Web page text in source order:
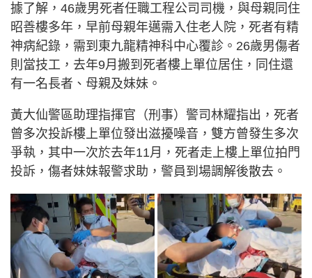
據了解，46歲男死者任職工程公司司機，與母親同住
昭善樓多年，早前母親年邁需入住老人院，死者有精
神病紀錄，需到東九龍精神科中心覆診。26歲男傷者
則當技工，去年9月搬到死者樓上單位居住，同住還
有一名長者、母親及妹妹。
黃大仙警區助理指揮官（刑事）警司林耀指出，死者
曾多次投訴樓上單位發出滋擾噪音，雙方曾發生多次
爭執，其中一次於去年11月，死者走上樓上單位拍門
投訴，傷者妹妹報警求助，警員到場調解後散去。